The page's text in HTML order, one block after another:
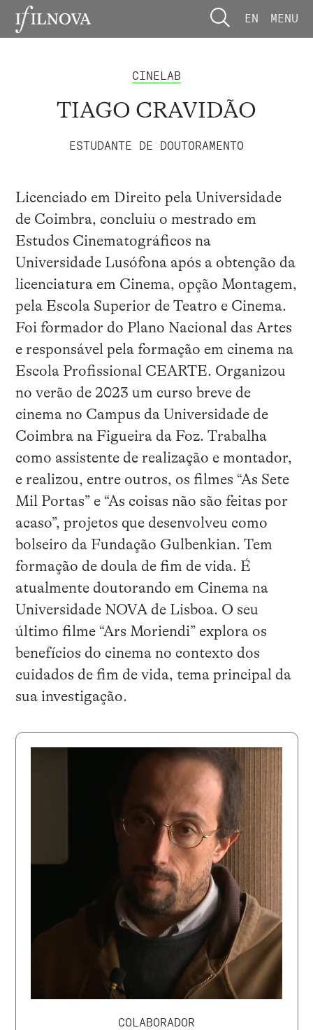
EN MENU
CINELAB
TIAGO CRAVIDÃO
ESTUDANTE DE DOUTORAMENTO
Licenciado em Direito pela Universidade
de Coimbra, concluiu o mestrado em
Estudos Cinematográficos na
Universidade Lusófona após a obtenção da
licenciatura em Cinema, opção Montagem,
pela Escola Superior de Teatro e Cinema.
Foi formador do Plano Nacional das Artes
e responsável pela formação em cinema na
Escola Profissional CEARTE. Organizou
no verão de 2023 um curso breve de
cinema no Campus da Universidade de
Coimbra na Figueira da Foz. Trabalha
como assistente de realização e montador,
e realizou, entre outros, os filmes “As Sete
Mil Portas” e “As coisas não são feitas por
acaso”, projetos que desenvolveu como
bolseiro da Fundação Gulbenkian. Tem
formação de doula de fim de vida. É
atualmente doutorando em Cinema na
Universidade NOVA de Lisboa. O seu
último filme “Ars Moriendi” explora os
benefícios do cinema no contexto dos
cuidados de fim de vida, tema principal da
sua investigação.
COLABORADOR